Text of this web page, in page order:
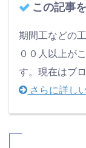
この記事
期間工などの
００人以上が
す。現在はブ
さらに詳し